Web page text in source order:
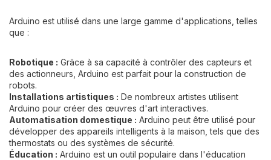
Arduino est utilisé dans une large gamme d'applications, telles
que :
Robotique : Grâce à sa capacité à contrôler des capteurs et
des actionneurs, Arduino est parfait pour la construction de
robots.
Installations artistiques : De nombreux artistes utilisent
Arduino pour créer des œuvres d'art interactives.
Automatisation domestique : Arduino peut être utilisé pour
développer des appareils intelligents à la maison, tels que des
thermostats ou des systèmes de sécurité.
Éducation : Arduino est un outil populaire dans l'éducation